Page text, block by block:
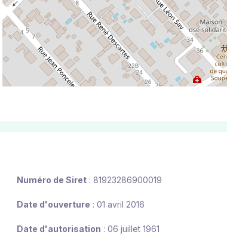
Numéro de Siret : 81923286900019
Date d'ouverture : 01 avril 2016
Date d'autorisation : 06 juillet 1961